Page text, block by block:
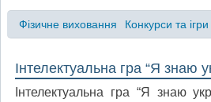
Фізичне виховання Конкурси та ігри
Інтелектуальна гра “Я знаю
Інтелектуальна гра “Я знаю